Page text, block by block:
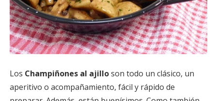
Los Champiñones al ajilloson todo un clásico, un
aperitivo o acompañamiento, fácil y rápido de